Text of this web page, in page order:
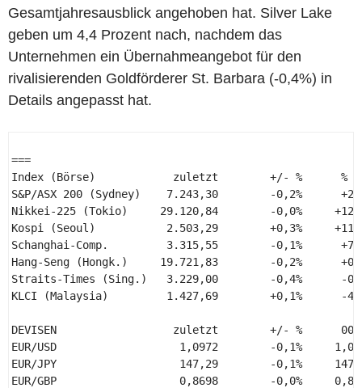
Gesamtjahresausblick angehoben hat. Silver Lake
geben um 4,4 Prozent nach, nachdem das
Unternehmen ein Übernahmeangebot für den
rivalisierenden Goldförderer St. Barbara (-0,4%) in
Details angepasst hat.
===
Index (Börse)            zuletzt        +/- %      %
S&P/ASX 200 (Sydney)    7.243,30        -0,2%
Nikkei-225 (Tokio)     29.120,84        -0,0%
Kospi (Seoul)           2.503,29        +0,3%
Schanghai-Comp.         3.315,55        -0,1%
Hang-Seng (Hongk.)     19.721,83        -0,2%
Straits-Times (Sing.)   3.229,00        -0,4%      -
KLCI (Malaysia)         1.427,69        +0,1%      -
DEVISEN                  zuletzt        +/- %
EUR/USD                   1,0972        -0,1%
EUR/JPY                   147,29        -0,1%
EUR/GBP                   0,8698        -0,0%